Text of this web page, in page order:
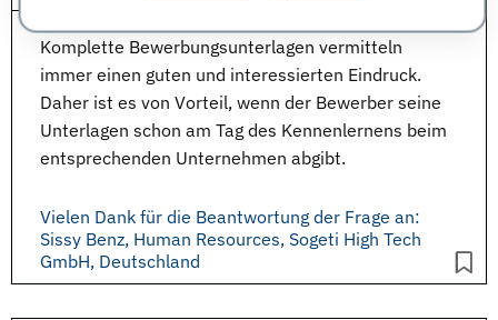
Komplette Bewerbungsunterlagen vermitteln
immer einen guten und interessierten Eindruck.
Daher ist es von Vorteil, wenn der Bewerber seine
Unterlagen schon am Tag des Kennenlernens beim
entsprechenden Unternehmen abgibt.
Vielen Dank für die Beantwortung der Frage an:
Sissy Benz, Human Resources, Sogeti High Tech
GmbH, Deutschland